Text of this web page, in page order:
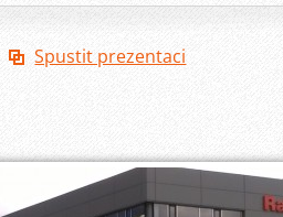
Spustit prezentaci